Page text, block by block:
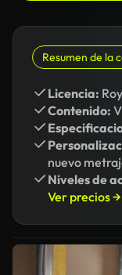
Resumen de la
Licencia:
Contenido:
nuevo
Niveles de
Ver precios →